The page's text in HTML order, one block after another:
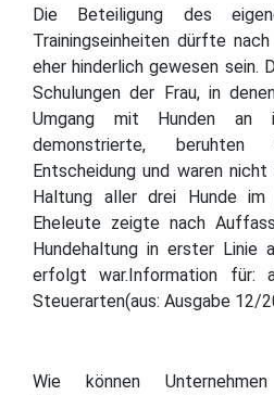
Die Beteiligung des
Trainingseinheiten dürfte
eher hinderlich gewesen sein.
Schulungen der Frau, in
Umgang mit Hunden an
demonstrierte,
Entscheidung und waren
Haltung aller drei Hunde
Eheleute zeigte nach
Hundehaltung in erster Linie
erfolgt war.Information für:
Steuerarten(aus: Ausgabe 12/
Wie können